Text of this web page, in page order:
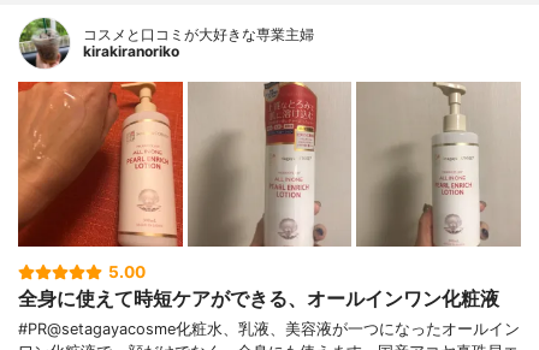
コスメと口コミが大好きな専業主婦
kirakiranoriko
5.00
全身に使えて時短ケアができる、オールインワン化粧液
#PR@setagayacosme化粧水、乳液、美容液が一つになったオールイン